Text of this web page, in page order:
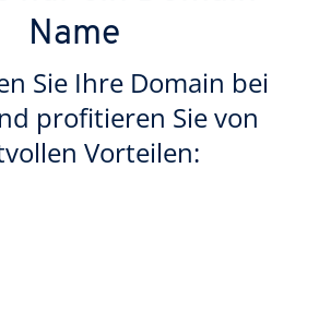
Name
Sie Ihre Domain bei
profitieren Sie von
Vorteilen: